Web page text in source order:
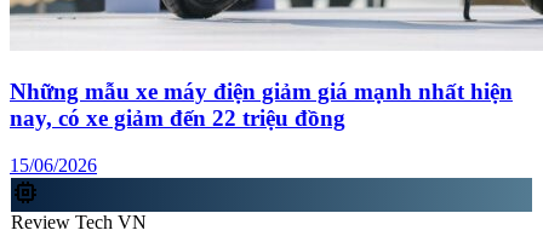
Những mẫu xe máy điện giảm giá mạnh nhất hiện
nay, có xe giảm đến 22 triệu đồng
15/06/2026
memory
Review Tech VN